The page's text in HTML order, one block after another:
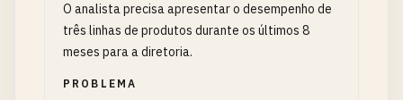
O analista precisa apresentar o desempenho de
três linhas de produtos durante os últimos 8
meses para a diretoria.
PROBLEMA